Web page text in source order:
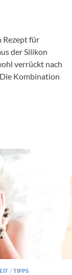
Rezept für
der Silikon
verrückt nach
Kombination
/ TIPPS